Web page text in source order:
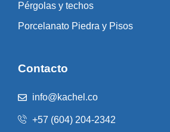
Pérgolas y techos
Porcelanato Piedra y Pisos
Contacto
info@kachel.co
+57 (604) 204-2342